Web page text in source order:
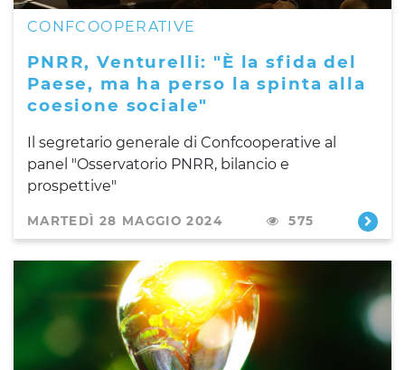
CONFCOOPERATIVE
PNRR, Venturelli: "È la sfida del
Paese, ma ha perso la spinta alla
coesione sociale"
Il segretario generale di Confcooperative al
panel "Osservatorio PNRR, bilancio e
prospettive"
MARTEDÌ 28 MAGGIO 2024 575